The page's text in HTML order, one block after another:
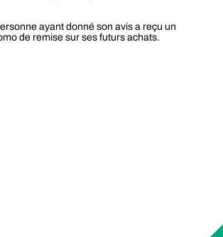
ayant donné son avis a reçu un
de remise sur ses futurs achats.